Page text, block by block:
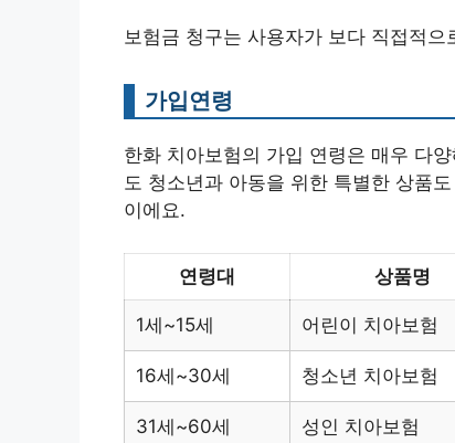
보험금 청구는 사용자가 보다 직접적
가입연령
한화 치아보험의 가입 연령은 매우 다
도 청소년과 아동을 위한 특별한 상품
이에요.
연령대 상품명
1세~15세 어린이 치아보험
16세~30세 청소년 치아보험
31세~60세 성인 치아보험